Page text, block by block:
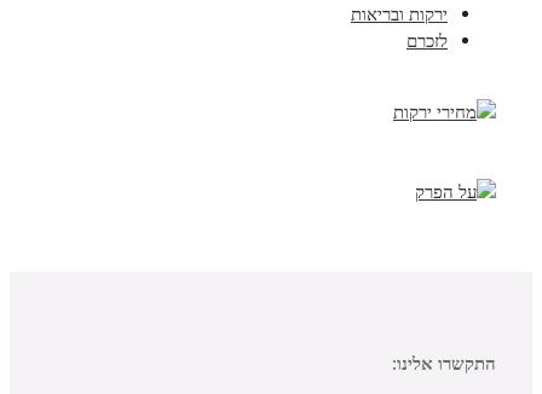
ירקות ובריאות
לזכרם
התקשרו אלינו: